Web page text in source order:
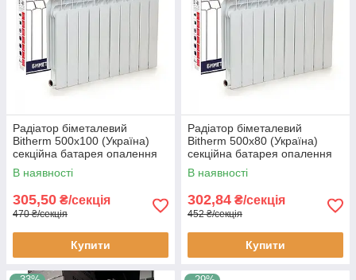
Радіатор біметалевий
Bitherm 500x100 (Україна)
секційна батарея опалення
В наявності
305,50 ₴/секція
470 ₴/секція
Купити
Радіатор біметалевий
Bitherm 500x80 (Україна)
секційна батарея опалення
В наявності
302,84 ₴/секція
452 ₴/секція
Купити